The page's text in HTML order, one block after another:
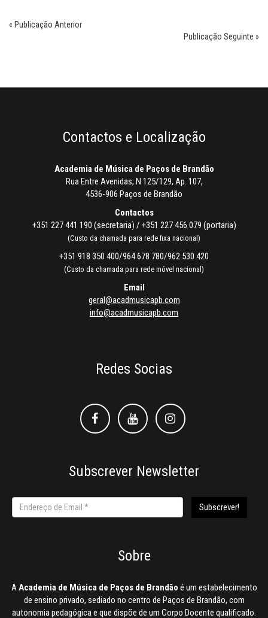
« Publicação Anterior
Publicação Seguinte »
Contactos e Localização
Academia de Música de Paços de Brandão
Rua Entre Avenidas, N 125/129, Ap. 107,
4536-906 Paços de Brandão
Contactos
+351 227 441 190 (secretaria) / +351 227 456 079 (portaria)
(Custo da chamada para rede fixa nacional)
+351 918 350 400/964 678 780/962 530 420
(Custo da chamada para rede móvel nacional)
Email
geral@acadmusicapb.com
info@acadmusicapb.com
Redes Socias
FacebookFacebookInstagram
Subscrever Newsletter
Sobre
AAcademia de Música de Paços de Brandão é um estabelecimento
de ensino privado, sediado no centro de Paços de Brandão, com
autonomia pedagógica e que dispõe de um Corpo Docente qualificado.